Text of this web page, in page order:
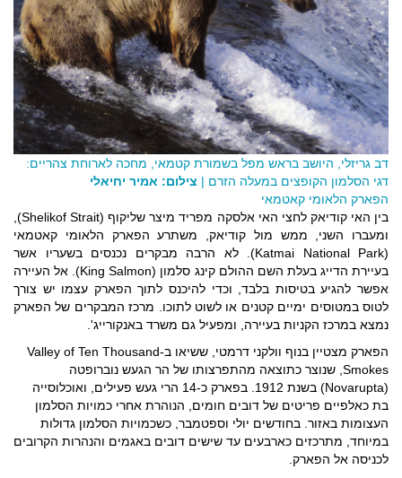
דב גריזלי, היושב בראש מפל בשמורת קטמאי, מחכה לארוחת צהריים:
דגי הסלמון הקופצים במעלה הזרם | צילום: אמיר יחיאלי
הפארק הלאומי קאטמאי
בין האי קודיאק לחצי האי אלסקה מפריד מיצר שליקוף (Shelikof Strait),
ומעברו השני, ממש מול קודיאק, משתרע הפארק הלאומי קאטמאי
(Katmai National Park). לא הרבה מבקרים נכנסים בשעריו אשר
בעיירת הדייג בעלת השם ההולם קינג סלמון (King Salmon). אל העיירה
אפשר להגיע בטיסות בלבד, וכדי להיכנס לתוך הפארק עצמו יש צורך
לטוס במטוסים ימיים קטנים או לשוט לתוכו. מרכז המבקרים של הפארק
נמצא במרכז הקניות בעיירה, ומפעיל גם משרד באנקורייג'.
הפארק מצטיין בנוף וולקני דרמטי, ששיאו ב-Valley of Ten Thousand
Smokes, שנוצר כתוצאה מהתפרצותו של הר הגעש נוברופטה
(Novarupta) בשנת 1912. בפארק כ-14 הרי געש פעילים, ואוכלוסייה
בת כאלפיים פריטים של דובים חומים, הנוהרת אחרי כמויות הסלמון
העצומות באזור. בחודשים יולי וספטמבר, כשכמויות הסלמון גדולות
במיוחד, מתרכזים כארבעים עד שישים דובים באגמים והנהרות הקרובים
לכניסה אל הפארק.